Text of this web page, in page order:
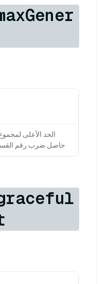
الحد الأعلى
حاصل ضرب رقم